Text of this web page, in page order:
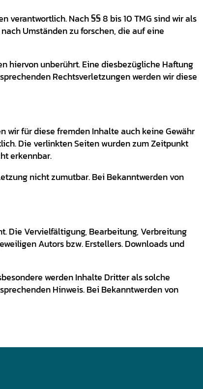
verantwortlich. Nach §§ 8 bis 10 TMG sind wir als
Umständen zu forschen, die auf eine
hiervon unberührt. Eine diesbezügliche Haftung
Rechtsverletzungen werden wir diese
wir für diese fremden Inhalte auch keine Gewähr
Die verlinkten Seiten wurden zum Zeitpunkt
erkennbar.
nicht zumutbar. Bei Bekanntwerden von
Die Vervielfältigung, Bearbeitung, Verbreitung
Autors bzw. Erstellers. Downloads und
werden Inhalte Dritter als solche
Hinweis. Bei Bekanntwerden von